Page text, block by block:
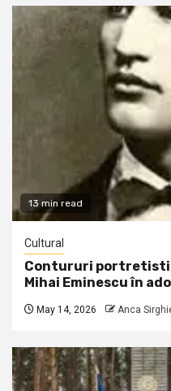
13 min read
Cultural
Contururi
Mihai Eminescu în
May 14, 2026 Anca